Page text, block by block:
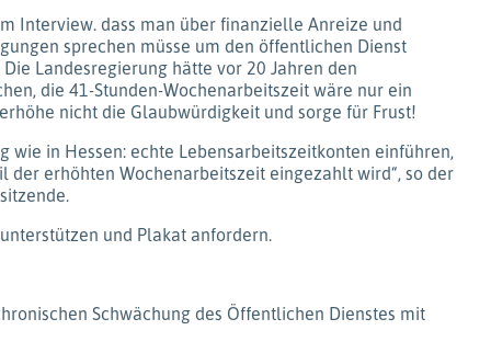
Interview. dass man über finanzielle Anreize und
sprechen müsse um den öffentlichen Dienst
Landesregierung hätte vor 20 Jahren den
die 41-Stunden-Wochenarbeitszeit wäre nur ein
nicht die Glaubwürdigkeit und sorge für Frust!
wie in Hessen: echte Lebensarbeitszeitkonten einführen,
der erhöhten Wochenarbeitszeit eingezahlt wird“, so der
und Plakat anfordern.
Schwächung des Öffentlichen Dienstes mit